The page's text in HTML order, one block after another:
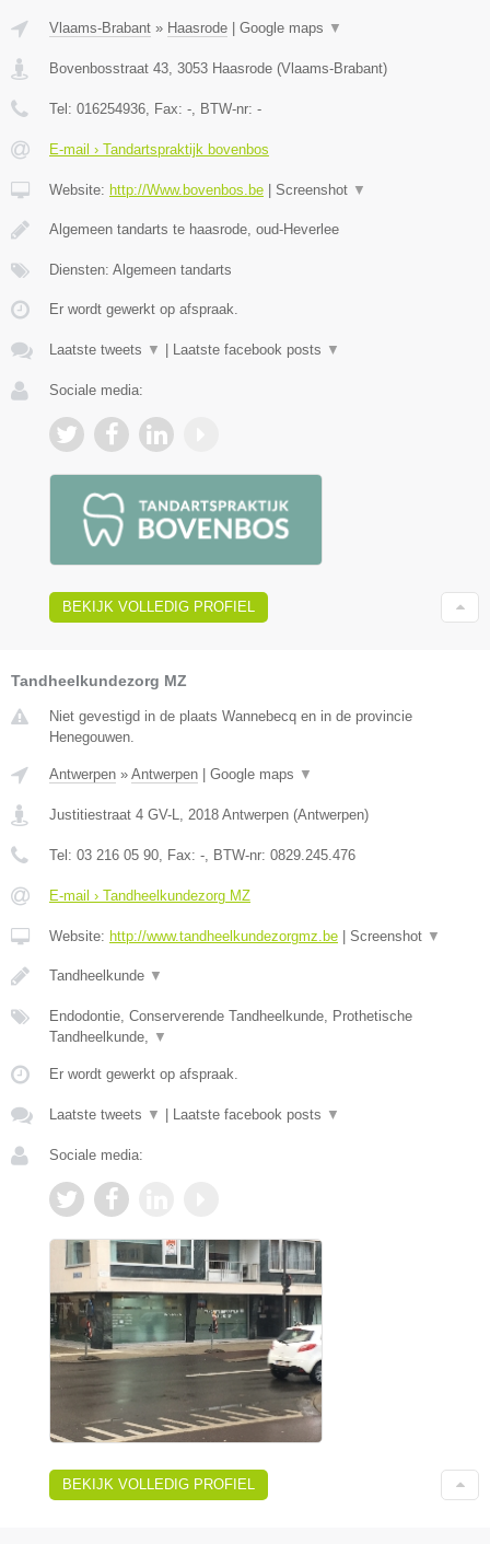
Vlaams-Brabant » Haasrode | Google maps ▼
Bovenbosstraat 43 3053 Haasrode (Vlaams-Brabant)
Tel: 016254936 , Fax: - , BTW-nr: -
E-mail › Tandartspraktijk bovenbos
Website: http://Www.bovenbos.be | Screenshot ▼
Algemeen tandarts te haasrode, oud-Heverlee
Diensten: Algemeen tandarts
Er wordt gewerkt op afspraak.
Laatste tweets ▼ | Laatste facebook posts ▼
Sociale media:
BEKIJK VOLLEDIG PROFIEL
Tandheelkundezorg MZ
Niet gevestigd in de plaats Wannebecq en in de provincie
Henegouwen.
Antwerpen » Antwerpen Google maps ▼
Justitiestraat 4 GV-L 2018 Antwerpen (Antwerpen)
Tel: 03 216 05 90 , Fax: - , BTW-nr: 0829.245.476
E-mail › Tandheelkundezorg MZ
Website: http://www.tandheelkundezorgmz.be Screenshot ▼
Tandheelkunde ▼
Endodontie, Conserverende Tandheelkunde, Prothetische
Tandheelkunde,
▼
Er wordt gewerkt op afspraak.
Laatste tweets ▼ Laatste facebook posts ▼
Sociale media:
BEKIJK VOLLEDIG PROFIEL